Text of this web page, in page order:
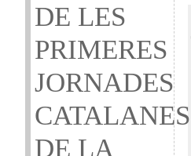
DE LES
PRIMERES
JORNADES
CATALANES
DE LA